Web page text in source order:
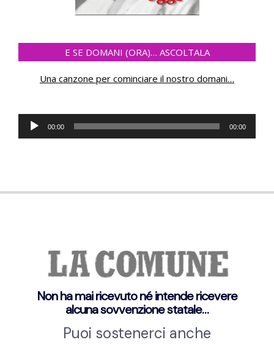
E SE DOMANI (ORA)… ASCOLTALA
Una canzone per cominciare il nostro domani…
Audio
Player
00:00 00:00
Non ha mai ricevuto né intende ricevere
alcuna sovvenzione statale…
Puoi sostenerci anche